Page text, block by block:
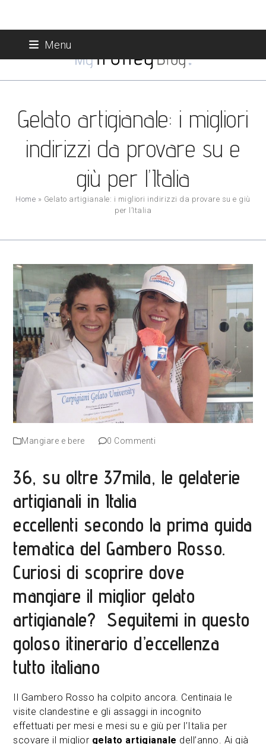
Menu
Gelato artigianale: i migliori
indirizzi da provare su e
giù per l’Italia
Home » Gelato artigianale: i migliori indirizzi da provare su e giù
per l’Italia
Mangiare e bere 0 Commenti
36, su oltre 37mila, le gelaterie
artigianali in Italia
eccellenti secondo la prima guida
tematica del Gambero Rosso.
Curiosi di scoprire dove
mangiare il miglior gelato
artigianale? Seguitemi in questo
goloso itinerario d’eccellenza
tutto italiano
Il Gambero Rosso ha colpito ancora. Centinaia le
visite clandestine e gli assaggi in incognito
effettuati per mesi e mesi su e giù per l’Italia per
scovare il miglior gelato artigianale dell’anno. Ai già